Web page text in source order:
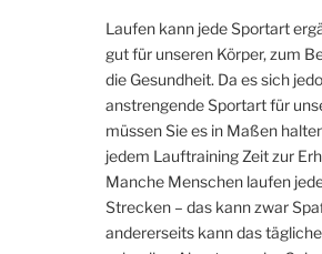
Laufen kann jede Sportart
gut für unseren Körper, zum
die Gesundheit. Da es sich
anstrengende Sportart für
müssen Sie es in Maßen
jedem Lauftraining Zeit zur
Manche Menschen laufen
Strecken – das kann zwar
andererseits kann das